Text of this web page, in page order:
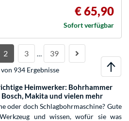
€ 65,90
Sofort verfügbar
2 3 … 39
934 Ergebnisse
Heimwerker: Bohrhammer
Makita und vielen mehr
oder doch Schlagbohrmaschine? Gute
und wissen, wofür sie was